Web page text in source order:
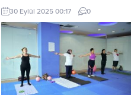
akademi ve sanat dünyasının
temsilcilerini bir araya getirdi. Sıfır
Atık Vakfı’nın ana sponsorlardan
biri olduğu New York İklim Haftası
2025 etkinliğinde konuşan Sıfır Atık
Vakfı Başkanı Samed Ağırbaş, iklim
krizine karşı küresel dayanışma
ve...
30 Eylül 2025 00:17 0